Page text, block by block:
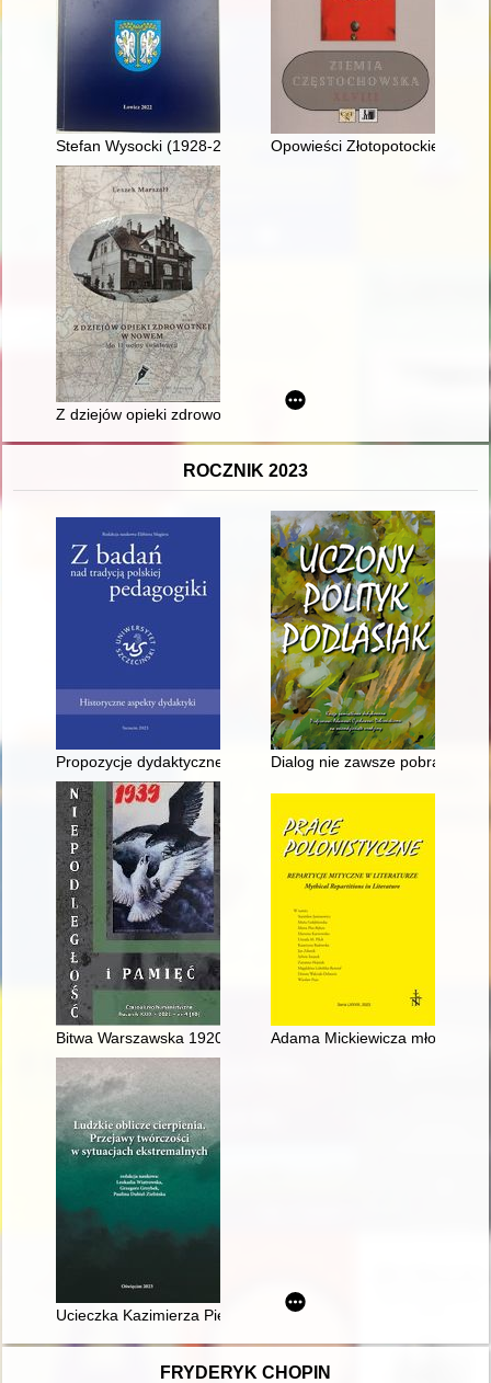
Stefan Wysocki (1928-2017) : kapłan i patriota
Opowieści Złotopotockie -
Z dziejów opieki zdrowotnej w Nowem (do II wojny światowej)
ROCZNIK 2023
Propozycje dydaktyczne przedstawiane na łamach "Ruchu
Dialog nie zawsze
Bitwa Warszawska 1920 w zbiorach Biblioteki Naukowej
Adama Mickiewicza młodość
Ucieczka Kazimierza Piechowskiego nr 918 z niemieckiego
FRYDERYK CHOPIN